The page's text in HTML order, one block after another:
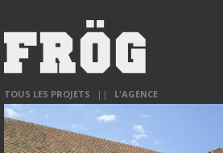
TOUS LES PROJETS || L'AGENCE